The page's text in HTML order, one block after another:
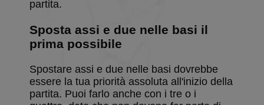
partita.
Sposta assi e due nelle basi il
prima possibile
Spostare assi e due nelle basi dovrebbe
essere la tua priorità assoluta all'inizio della
partita. Puoi farlo anche con i tre o i
BlissGuestSt
.solitalian.it 1 anno
game
BlissIsNewIpad
.solitalian.it